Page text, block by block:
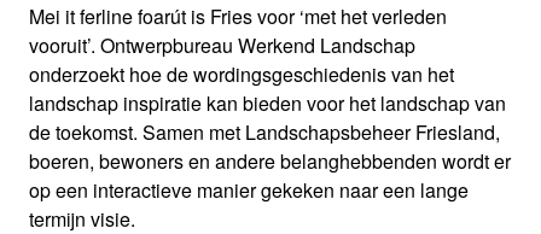
Mei it ferline foarút is Fries voor ‘met het verleden
vooruit’. Ontwerpbureau Werkend Landschap
onderzoekt hoe de wordingsgeschiedenis van het
landschap inspiratie kan bieden voor het landschap van
de toekomst. Samen met Landschapsbeheer Friesland,
boeren, bewoners en andere belanghebbenden wordt er
op een interactieve manier gekeken naar een lange
termijn visie.